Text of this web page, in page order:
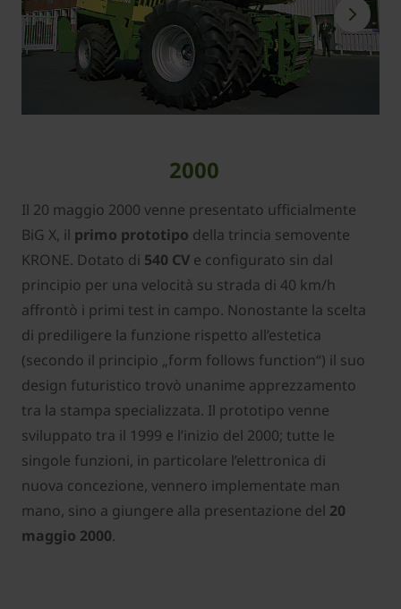
2000
Il 20 maggio 2000 venne presentato ufficialmente
BiG X, il primo prototipo della trincia semovente
KRONE. Dotato di 540 CV e configurato sin dal
principio per una velocità su strada di 40 km/h
affrontò i primi test in campo. Nonostante la scelta
di prediligere la funzione rispetto all’estetica
(secondo il principio „form follows function“) il suo
design futuristico trovò unanime apprezzamento
tra la stampa specializzata. Il prototipo venne
sviluppato tra il 1999 e l’inizio del 2000; tutte le
singole funzioni, in particolare l’elettronica di
nuova concezione, vennero implementate man
mano, sino a giungere alla presentazione del 20
maggio 2000.